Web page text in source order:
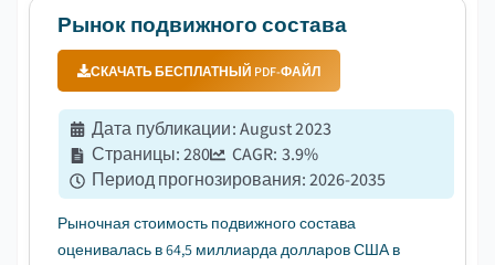
год, что обусловлено растущим спросом на
транспортировку насыпных грузов....
Рынок подвижного состава
СКАЧАТЬ БЕСПЛАТНЫЙ PDF-ФАЙЛ
Дата публикации:August 2023
Страницы:280 CAGR: 3.9%
Период прогнозирования:2026-2035
Рыночная стоимость подвижного состава
оценивалась в 64,5 миллиарда долларов США в